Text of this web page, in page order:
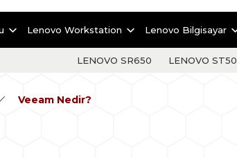
Lenovo Workstation Lenovo Bilgisayar
LENOVO SR650 LENOVO ST50
Veeam Nedir?